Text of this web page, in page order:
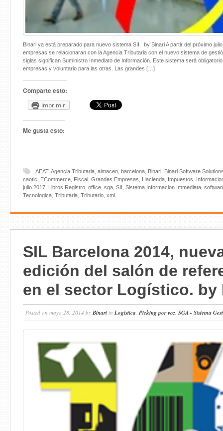
Binari ya está preparado para nuevo sistema SII. by Binari A partir del próximo
empresas se relacionaran con la Agencia Tributaria con el nuevo sistema de
siglas significan Suministro Inmediato de Información. Este sistema será
empresas y voluntario para las otras. Las grandes […]
Comparte esto:
Imprimir
Me gusta esto:
AEAT, Agencia Tributaria almacen barcelona Binari Binari Software
caotic
ECommerce Fiscal Grandes Empresas Hacienda Impuestos
julio 2017 Libros Registro office sga SII Sistema Informacion Immediata
Tecnologica Tributaria Tributario xml
SIL Barcelona 2014,
edición del salón de
en el sector Logístico. by
Posted on mayo 28, 2014 by Binariin Logística Picking por voz, SGA - Sistema